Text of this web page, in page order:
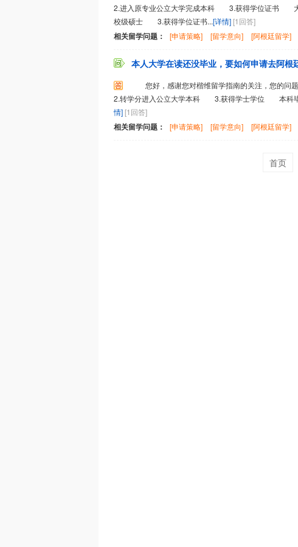
2.进入原专业公立大学完成本科 3.获得学位证书
校级硕士 3.获得学位证书...[详情][1回答]
相关留学问题： [申请策略] [留学意向] [阿根廷留学]
本人大学在读还没毕业，要如何申请去阿根
您好，感谢您对楷维留学指南的关注，您
2.转学分进入公立大学本科 3.获得学士学位 本
情][1回答]
相关留学问题： [申请策略] [留学意向] [阿根廷留学]
首页